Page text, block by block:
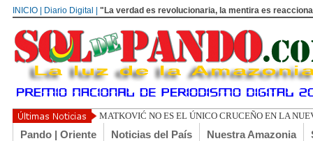
INICIO | Diario Digital | "La verdad es revolucionaria, la mentira es
TOÑO ARANÍBAR: RECUERDOS D
Pando | Oriente Noticias del País Nuestra Amazonia